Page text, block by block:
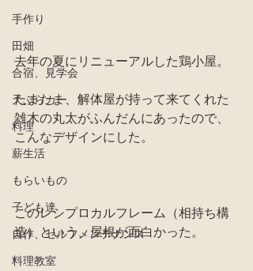
手作り
田畑
合宿、見学会
天ぷらカー
料理
薪生活
もらいもの
子ども達
自作、セルフメンテナンス
料理教室
去年の夏にリニューアルした鶏小屋。
たまたま、解体屋が持って来てくれた
雑木の丸太がふんだんにあったので、
こんなデザインにした。
このレシプロカルフレーム（相持ち構
造）という、屋根が面白かった。